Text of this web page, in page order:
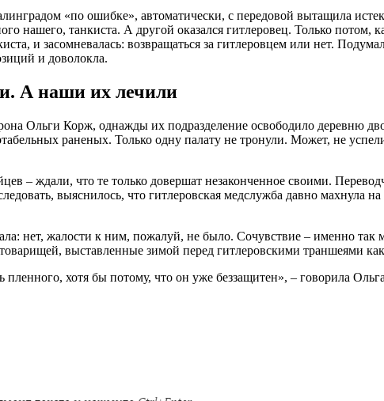
«по ошибке», автоматически, с передовой вытащила
нашего, танкиста. А другой оказался гитлеровец. Только потом,
и засомневалась: возвращаться за гитлеровцем или нет.
и доволокла.
А наши их лечили
Ольги Корж, однажды их подразделение освободило деревню
раненых. Только одну палату не тронули. Может, не
– ждали, что те только довершат незаконченное своими.
выяснилось, что гитлеровская медслужба давно махнула
нет, жалости к ним, пожалуй, не было. Сочувствие – именно
выставленные зимой перед гитлеровскими траншеями
хотя бы потому, что он уже беззащитен», – говорила